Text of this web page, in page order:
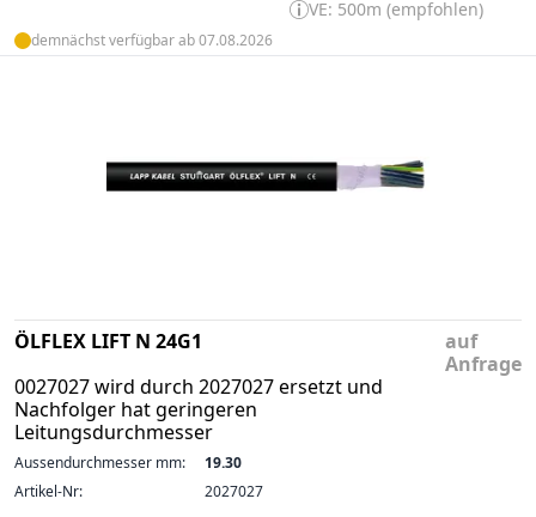
VE: 500m (empfohlen)
demnächst verfügbar ab 07.08.2026
ÖLFLEX LIFT N 24G1
0027027 wird durch 2027027 ersetzt und
Nachfolger hat geringeren
Leitungsdurchmesser
auf
Anfrage
Aussendurchmesser mm:
19.30
Artikel-Nr:
2027027